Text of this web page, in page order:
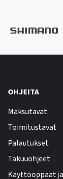
OHJEITA
Maksutavat
Toimitustavat
Palautukset
Takuuohjeet
Käyttöoppaat